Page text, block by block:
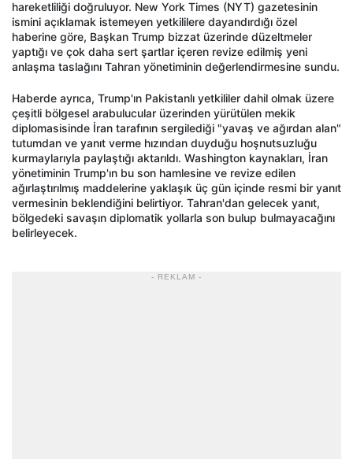
hareketliliği doğruluyor. New York Times (NYT) gazetesinin
ismini açıklamak istemeyen yetkililere dayandırdığı özel
haberine göre, Başkan Trump bizzat üzerinde düzeltmeler
yaptığı ve çok daha sert şartlar içeren revize edilmiş yeni
anlaşma taslağını Tahran yönetiminin değerlendirmesine sundu.
Haberde ayrıca, Trump'ın Pakistanlı yetkililer dahil olmak üzere
çeşitli bölgesel arabulucular üzerinden yürütülen mekik
diplomasisinde İran tarafının sergilediği "yavaş ve ağırdan alan"
tutumdan ve yanıt verme hızından duyduğu hoşnutsuzluğu
kurmaylarıyla paylaştığı aktarıldı. Washington kaynakları, İran
yönetiminin Trump'ın bu son hamlesine ve revize edilen
ağırlaştırılmış maddelerine yaklaşık üç gün içinde resmi bir yanıt
vermesinin beklendiğini belirtiyor. Tahran'dan gelecek yanıt,
bölgedeki savaşın diplomatik yollarla son bulup bulmayacağını
belirleyecek.
- REKLAM -